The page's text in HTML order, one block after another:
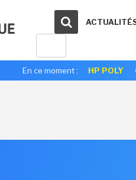
En ce moment : HP POLY